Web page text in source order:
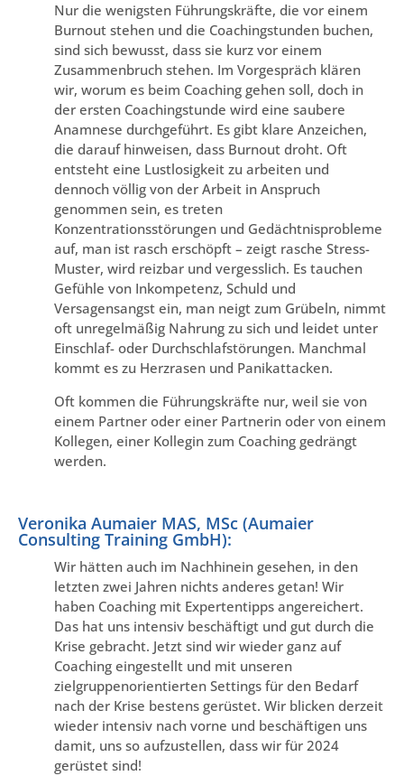
Nur die wenigsten Führungskräfte, die vor einem
Burnout stehen und die Coachingstunden buchen,
sind sich bewusst, dass sie kurz vor einem
Zusammenbruch stehen. Im Vorgespräch klären
wir, worum es beim Coaching gehen soll, doch in
der ersten Coachingstunde wird eine saubere
Anamnese durchgeführt. Es gibt klare Anzeichen,
die darauf hinweisen, dass Burnout droht. Oft
entsteht eine Lustlosigkeit zu arbeiten und
dennoch völlig von der Arbeit in Anspruch
genommen sein, es treten
Konzentrationsstörungen und Gedächtnisprobleme
auf, man ist rasch erschöpft – zeigt rasche Stress-
Muster, wird reizbar und vergesslich. Es tauchen
Gefühle von Inkompetenz, Schuld und
Versagensangst ein, man neigt zum Grübeln, nimmt
oft unregelmäßig Nahrung zu sich und leidet unter
Einschlaf- oder Durchschlafstörungen. Manchmal
kommt es zu Herzrasen und Panikattacken.
Oft kommen die Führungskräfte nur, weil sie von
einem Partner oder einer Partnerin oder von einem
Kollegen, einer Kollegin zum Coaching gedrängt
werden.
Veronika Aumaier MAS, MSc (Aumaier
Consulting Training GmbH):
Wir hätten auch im Nachhinein gesehen, in den
letzten zwei Jahren nichts anderes getan! Wir
haben Coaching mit Expertentipps angereichert.
Das hat uns intensiv beschäftigt und gut durch die
Krise gebracht. Jetzt sind wir wieder ganz auf
Coaching eingestellt und mit unseren
zielgruppenorientierten Settings für den Bedarf
nach der Krise bestens gerüstet. Wir blicken derzeit
wieder intensiv nach vorne und beschäftigen uns
damit, uns so aufzustellen, dass wir für 2024
gerüstet sind!